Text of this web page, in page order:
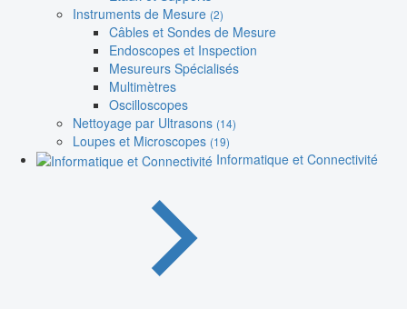
Instruments de Mesure (2)
Câbles et Sondes de Mesure
Endoscopes et Inspection
Mesureurs Spécialisés
Multimètres
Oscilloscopes
Nettoyage par Ultrasons (14)
Loupes et Microscopes (19)
Informatique et Connectivité